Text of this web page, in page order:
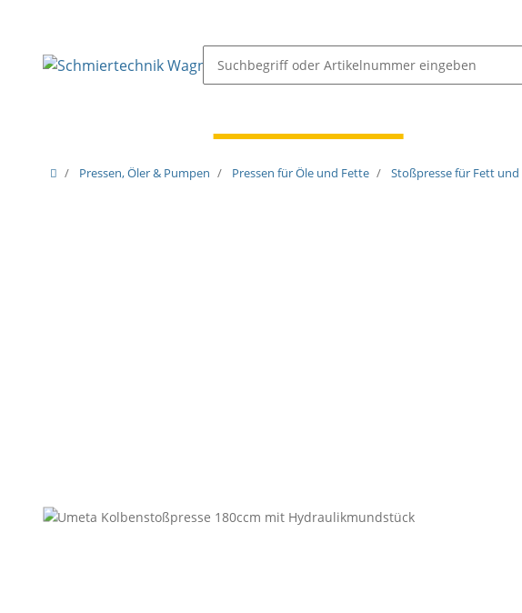
Pressen, Öler & Pumpen Pressen für Öle und Fette Stoßpresse für Fett und